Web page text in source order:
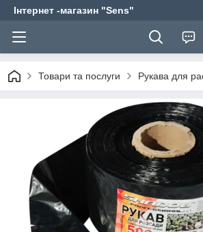
Інтернет -магазин "Sens"
Товари та послуги Рукава для